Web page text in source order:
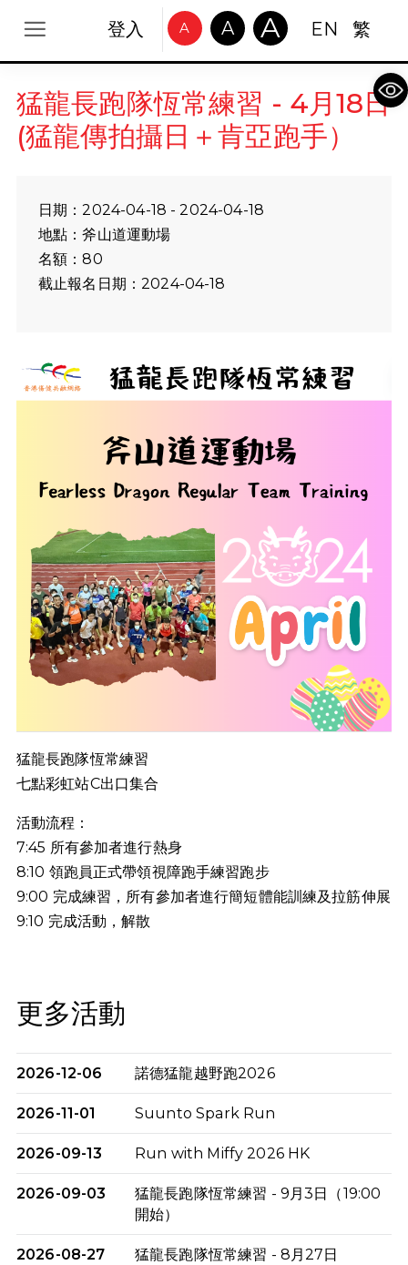
登入 A A A EN 繁
猛龍長跑隊恆常練習 - 4月18日
(猛龍傳拍攝日＋肯亞跑手）
日期：2024-04-18 - 2024-04-18
地點：斧山道運動場
名額：80
截止報名日期：2024-04-18
猛龍長跑隊恆常練習
七點彩虹站C出口集合
活動流程：
7:45 所有參加者進行熱身
8:10 領跑員正式帶領視障跑手練習跑步
9:00 完成練習，所有參加者進行簡短體能訓練及拉筋伸展
9:10 完成活動，解散
更多活動
2026-12-06 諾德猛龍越野跑2026
2026-11-01 Suunto Spark Run
2026-09-13 Run with Miffy 2026 HK
2026-09-03
猛龍長跑隊恆常練習 - 9月3日（19:00
開始）
2026-08-27
猛龍長跑隊恆常練習 - 8月27日